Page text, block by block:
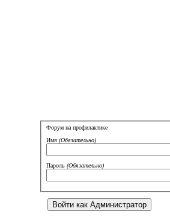
Форум на профилактике
Имя (Обязательно)
Пароль (Обязательно)